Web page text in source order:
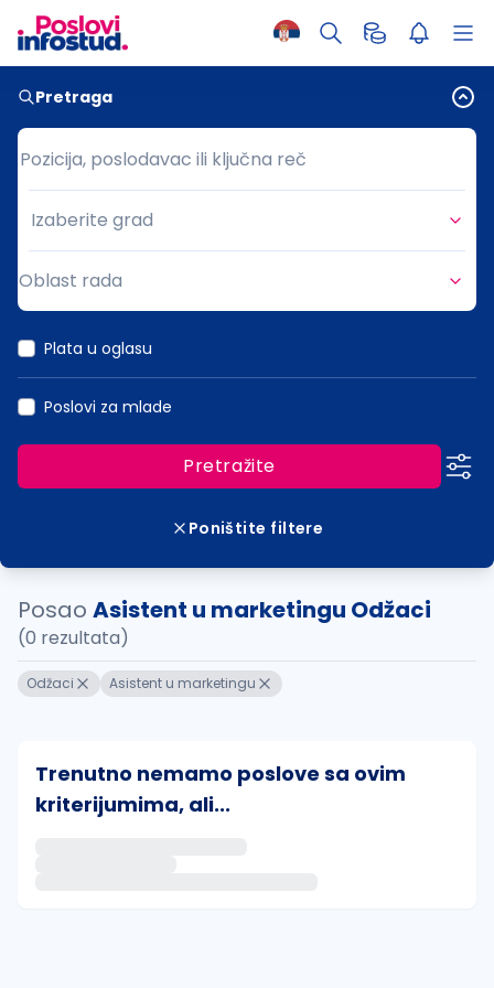
Pretraga
Pozicija, poslodavac ili ključna reč
Pozicija, poslodavac ili ključna reč
Grad
Izaberite grad
Oblast rada
Plata u oglasu
Poslovi za mlade
Pretražite
Poništite filtere
Posao Asistent u marketingu Odžaci
(0 rezultata)
Odžaci Asistent u marketingu
Trenutno nemamo poslove sa ovim
kriterijumima, ali...